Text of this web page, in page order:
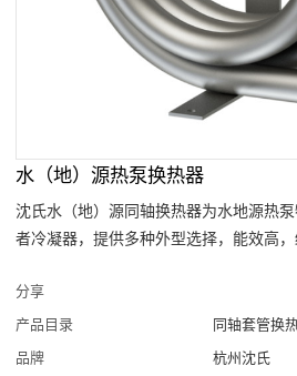
水（地）源热泵换热器
沈氏水（地）源同轴换热器为水地源热
者冷凝器，提供多种外型选择，能效高，
分享
产品目录
同轴套管换
品牌
杭州沈氏